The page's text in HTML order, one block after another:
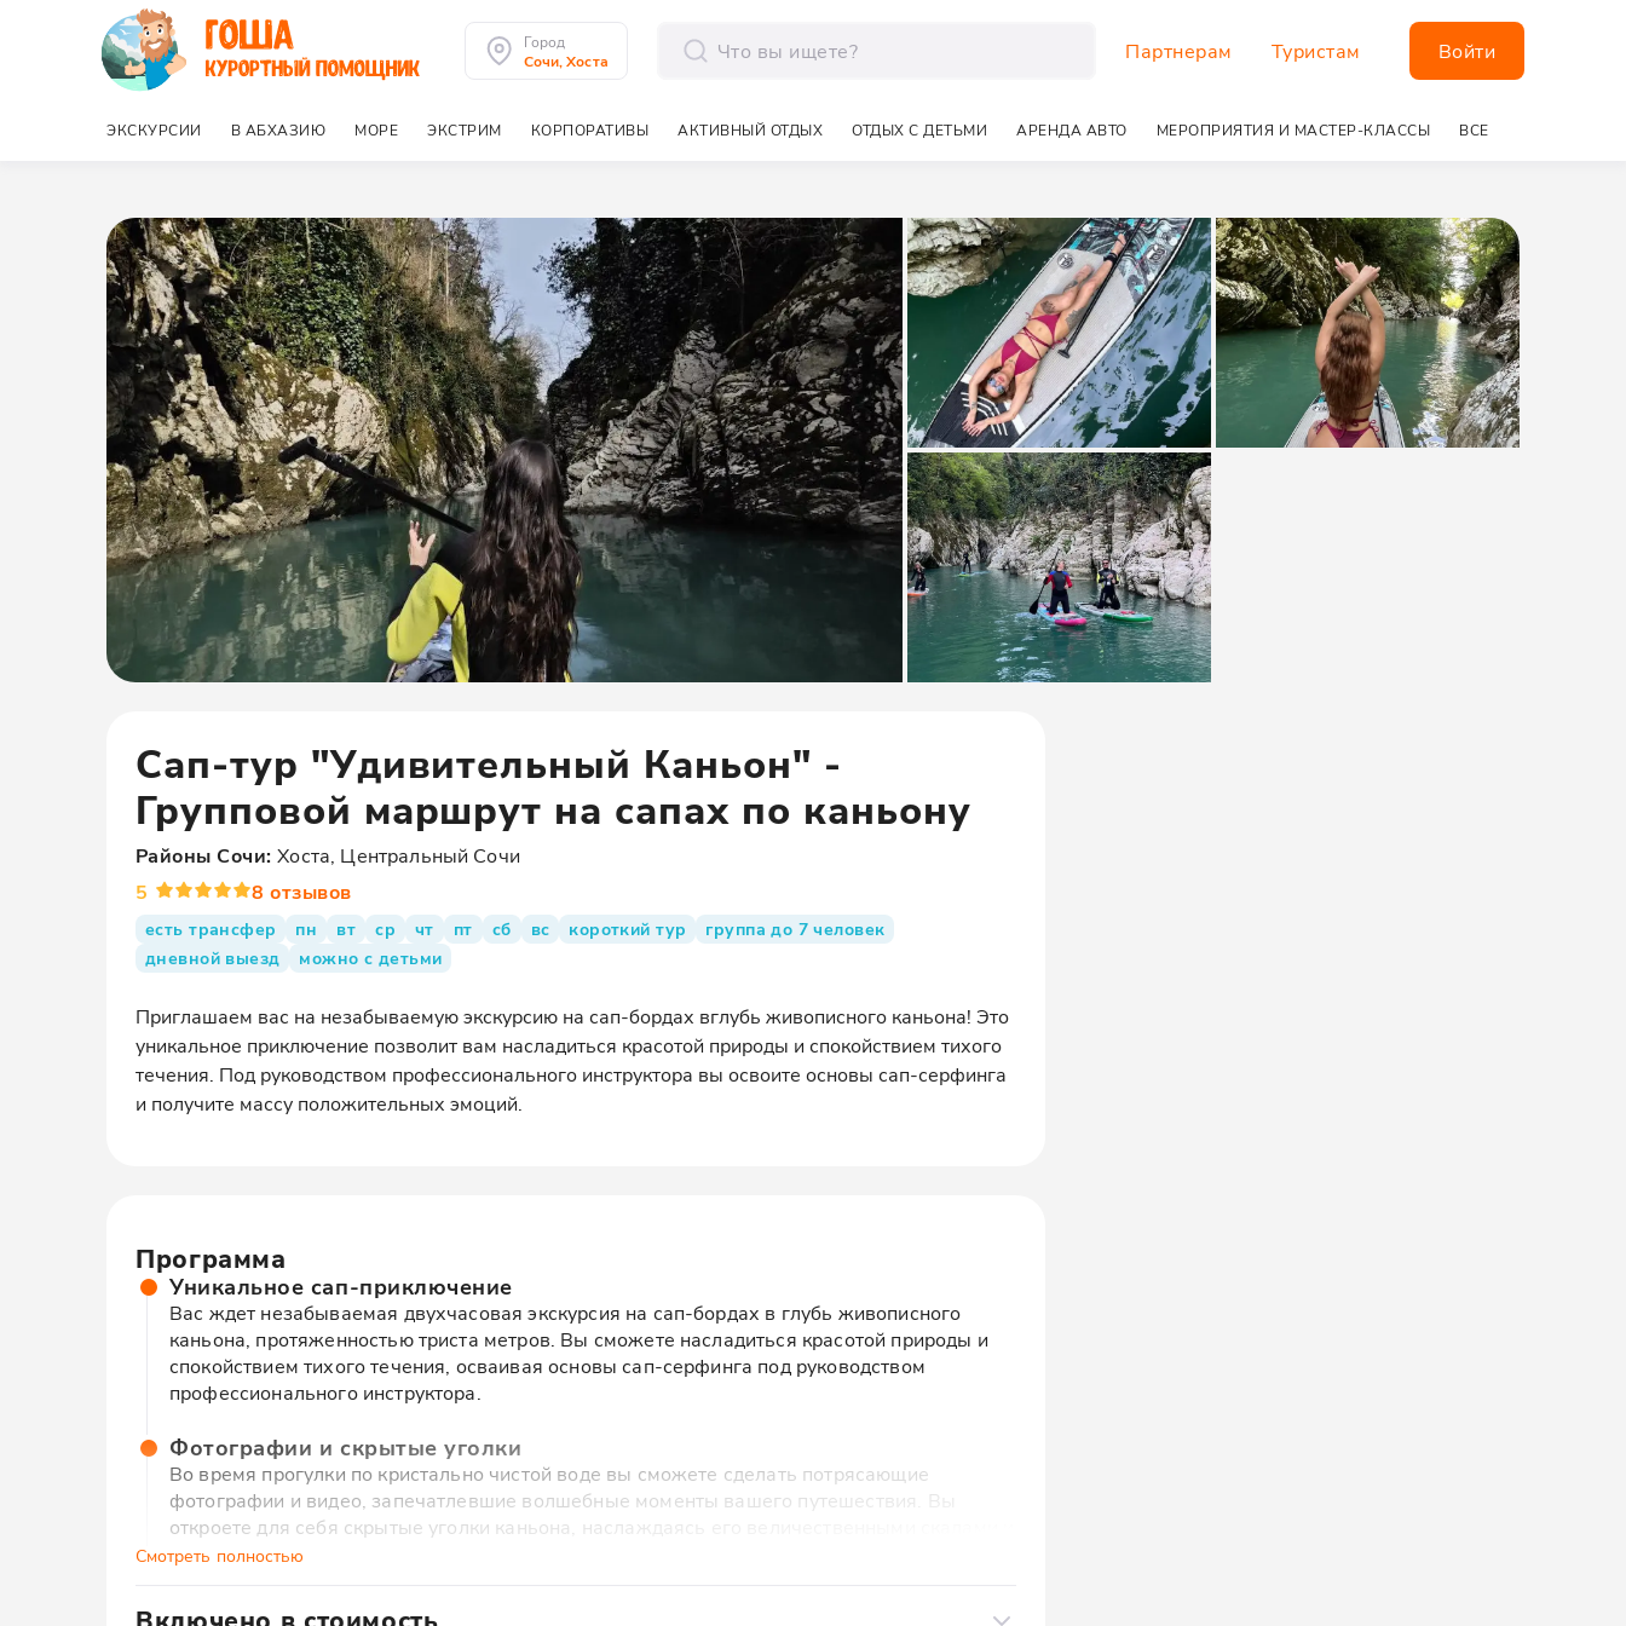
Город
Сочи, Хоста
Партнерам Туристам Войти
ЭКСКУРСИИ В АБХАЗИЮ МОРЕ ЭКСТРИМ КОРПОРАТИВЫ АКТИВНЫЙ ОТДЫХ ОТДЫХ С ДЕТЬМИ АРЕНДА АВТО МЕРОПРИЯТИЯ И МАСТЕР-КЛАССЫ ВСЕ
Сап-тур "Удивительный Каньон" -
Групповой маршрут на сапах по каньону
РайоныСочи: Хоста, Центральный Сочи
5
8 отзывов
есть трансфер пн вт ср чт пт сб вс короткий тур
группа до 7 человек
дневной выезд
можно с детьми
Приглашаем вас на незабываемую экскурсию на сап-бордах вглубь живописного каньона! Это
уникальное приключение позволит вам насладиться красотой природы и спокойствием тихого
течения. Под руководством профессионального инструктора вы освоите основы сап-серфинга
и получите массу положительных эмоций.
Программа
Уникальное сап-приключение
Вас ждет незабываемая двухчасовая экскурсия на сап-бордах в глубь живописного
каньона, протяженностью триста метров. Вы сможете насладиться красотой природы и
спокойствием тихого течения, осваивая основы сап-серфинга под руководством
профессионального инструктора.
Фотографии и скрытые уголки
Во время прогулки по кристально чистой воде вы сможете сделать потрясающие
фотографии и видео, запечатлевшие волшебные моменты вашего путешествия. Вы
откроете для себя скрытые уголки каньона, наслаждаясь его величественными скалами и
зелеными пейзажами.
Смотреть полностью